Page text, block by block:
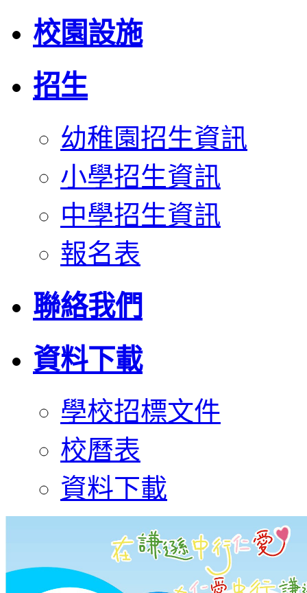
校園設施
招生
幼稚園招生資訊
小學招生資訊
中學招生資訊
報名表
聯絡我們
資料下載
學校招標文件
校曆表
資料下載